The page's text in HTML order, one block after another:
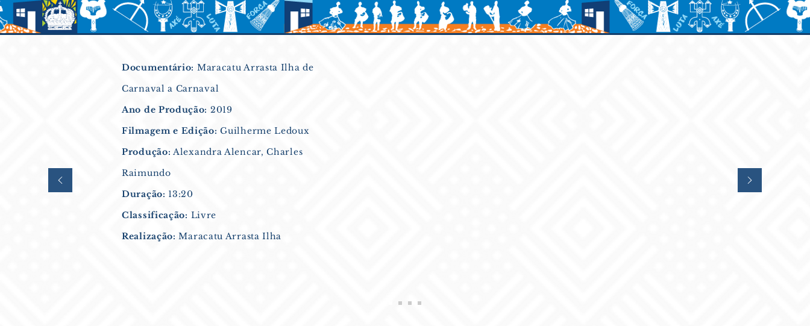
Documentário: Maracatu Arrasta Ilha de
Carnaval a Carnaval
Ano de Produção: 2019
Filmagem e Edição: Guilherme Ledoux
Produção: Alexandra Alencar, Charles
Raimundo
Duração: 13:20
Classificação: Livre
Realização: Maracatu Arrasta Ilha